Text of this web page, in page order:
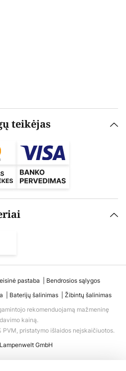
teikėjas
pastaba
Bendrosios sąlygos
Baterijų šalinimas
Žibintų šalinimas
rekomenduojamą mažmeninę
kainą.
PVM, pristatymo išlaidos neįskaičiuotos.
GmbH